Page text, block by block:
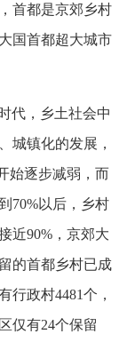
首都是京郊乡村
国首都超大城市
代，乡土社会中
城镇化的发展，
始逐步减弱，而
70%以后，乡村
近90%，京郊大
的首都乡村已成
行政村4481个，
仅有24个保留